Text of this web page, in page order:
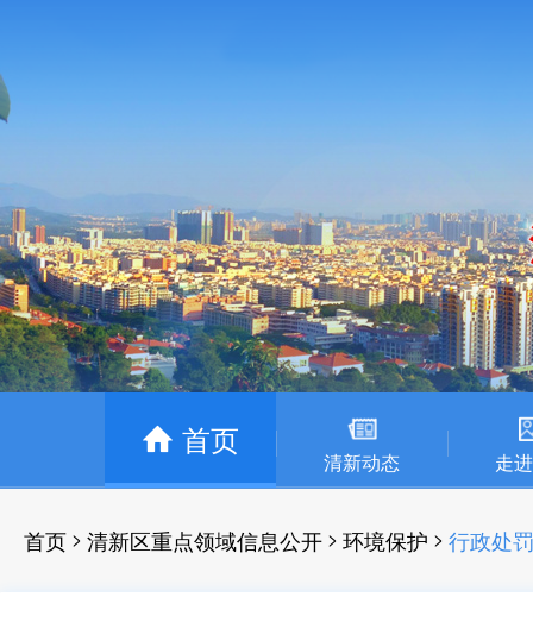
首页
清新动态 走
首页 > 清新区重点领域信息公开 > 环境保护 > 行政处